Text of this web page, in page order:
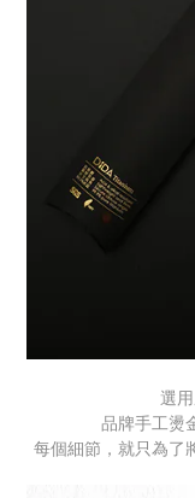
選
品牌手工燙
每個細節，就只為了